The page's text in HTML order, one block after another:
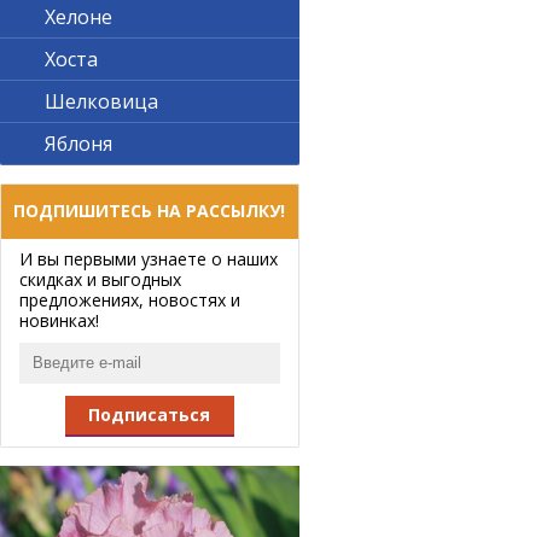
Хелоне
Хоста
Шелковица
Яблоня
ПОДПИШИТЕСЬ НА РАССЫЛКУ!
И вы первыми узнаете о наших
скидках и выгодных
предложениях, новостях и
новинках!
Подписаться